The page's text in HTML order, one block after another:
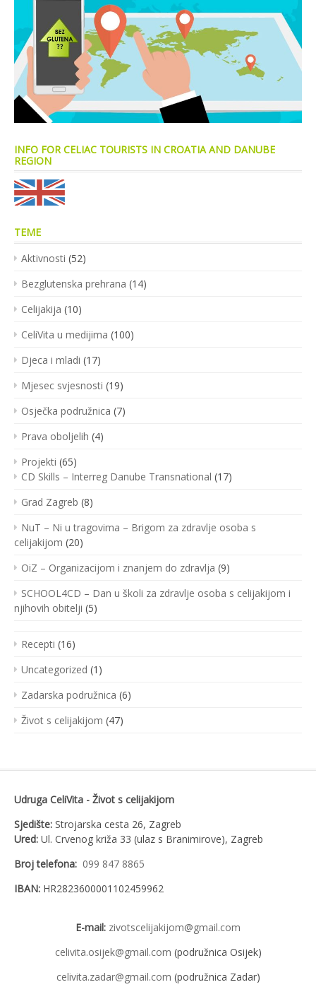
INFO FOR CELIAC TOURISTS IN CROATIA AND DANUBE
REGION
TEME
Aktivnosti (52)
Bezglutenska prehrana (14)
Celijakija (10)
CeliVita u medijima (100)
Djeca i mladi (17)
Mjesec svjesnosti (19)
Osječka podružnica (7)
Prava oboljelih (4)
Projekti (65)
CD Skills – Interreg Danube Transnational (17)
Grad Zagreb (8)
NuT – Ni u tragovima – Brigom za zdravlje osoba s
celijakijom (20)
OiZ – Organizacijom i znanjem do zdravlja (9)
SCHOOL4CD – Dan u školi za zdravlje osoba s celijakijom i
njihovih obitelji (5)
Recepti (16)
Uncategorized (1)
Zadarska podružnica (6)
Život s celijakijom (47)
Udruga CeliVita - Život s celijakijom
Sjedište: Strojarska cesta 26, Zagreb
Ured: Ul. Crvenog križa 33 (ulaz s Branimirove), Zagreb
Broj telefona: 099 847 8865
IBAN: HR2823600001102459962
E-mail: zivotscelijakijom@gmail.com
celivita.osijek@gmail.com (podružnica Osijek)
celivita.zadar@gmail.com (podružnica Zadar)